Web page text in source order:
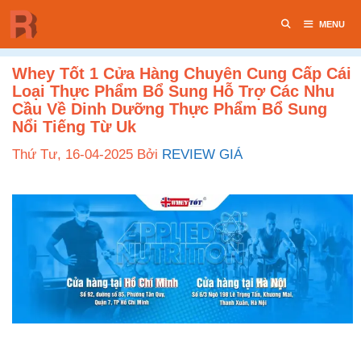
Chuyển
đến
nội
dung
MENU
Whey Tốt 1 Cửa Hàng Chuyên Cung Cấp Cái
Loại Thực Phẩm Bổ Sung Hỗ Trợ Các Nhu
Cầu Về Dinh Dưỡng Thực Phẩm Bổ Sung
Nổi Tiếng Từ Uk
Thứ Tư, 16-04-2025 Bởi REVIEW GIÁ